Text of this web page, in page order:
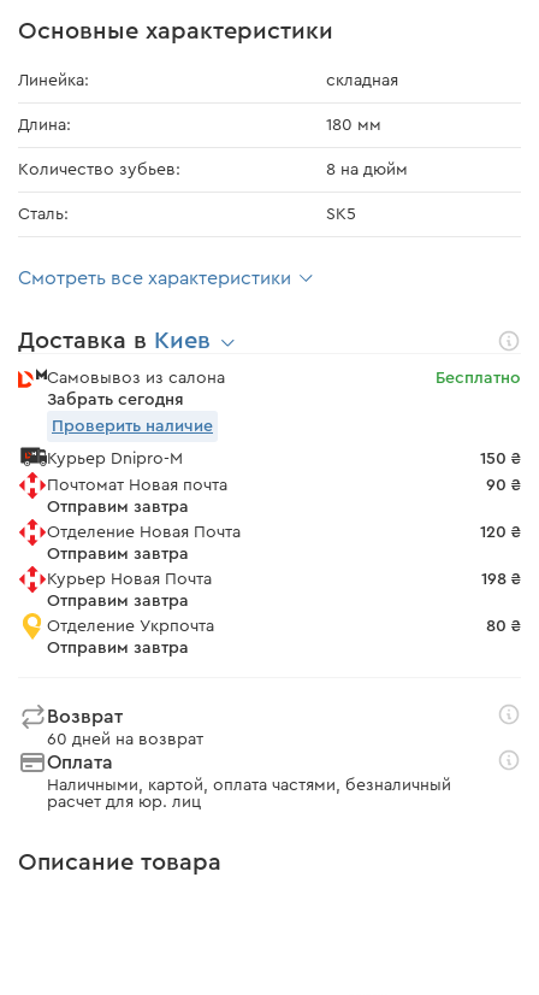
Основные характеристики
Линейка: складная
Длина: 180 мм
Количество зубьев: 8 на дюйм
Сталь: SK5
Смотреть все характеристики
Доставка в Киев
Самовывоз из салона
Забрать сегодня
Бесплатно
Проверить наличие
Курьер Dnipro-M
150 ₴
Почтомат Новая почта
Отправим завтра
90 ₴
Отделение Новая Почта
Отправим завтра
120 ₴
Курьер Новая Почта
Отправим завтра
198 ₴
Отделение Укрпочта
Отправим завтра
80 ₴
Возврат
60 дней на возврат
Оплата
Наличными, картой, оплата частями, безналичный
расчет для юр. лиц
Описание товара